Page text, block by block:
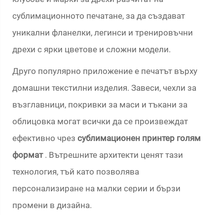
сублимационното печатане, за да създават
уникални фланелки, легинси и тренировъчни
дрехи с ярки цветове и сложни модели.
Друго популярно приложение е печатът върху
домашни текстилни изделия. Завеси, чехли за
възглавници, покривки за маси и тъкани за
облицовка могат всички да се произвеждат
ефективно чрез сублимационен принтер голям
формат . Вътрешните архитекти ценят тази
технология, тъй като позволява
персонализиране на малки серии и бързи
промени в дизайна.